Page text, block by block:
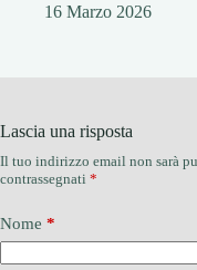
16 Marzo 2026
Lascia una risposta
Il tuo indirizzo email non sarà
contrassegnati *
Nome *